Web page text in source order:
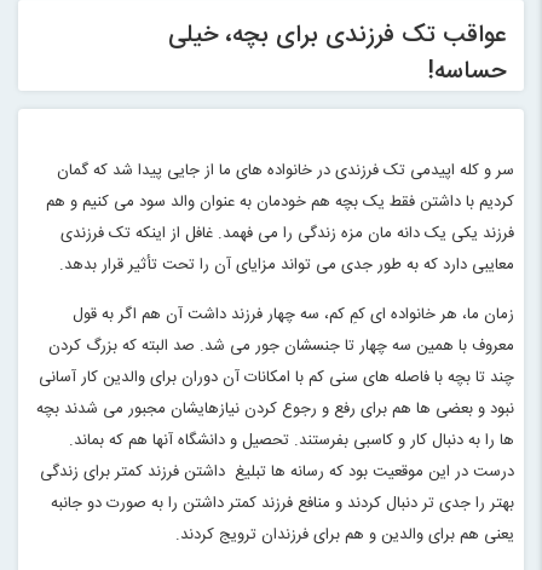
عواقب تک فرزندی برای بچه، خیلی
حساسه!
سر و کله اپیدمی تک فرزندی در خانواده های ما از جایی پیدا شد که گمان
کردیم با داشتن فقط یک بچه هم خودمان به عنوان والد سود می کنیم و هم
فرزند یکی یک دانه مان مزه زندگی را می فهمد. غافل از اینکه تک فرزندی
معایبی دارد که به طور جدی می تواند مزایای آن را تحت تأثیر قرار بدهد.
زمان ما، هر خانواده ای کمِ کم، سه چهار فرزند داشت آن هم اگر به قول
معروف با همین سه چهار تا جنسشان جور می شد. صد البته که بزرگ کردن
چند تا بچه با فاصله های سنی کم با امکانات آن دوران برای والدین کار آسانی
نبود و بعضی ها هم برای رفع و رجوع کردن نیازهایشان مجبور می شدند بچه
ها را به دنبال کار و کاسبی بفرستند. تحصیل و دانشگاه آنها هم که بماند.
درست در این موقعیت بود که رسانه ها تبلیغ داشتن فرزند کمتر برای زندگی
بهتر را جدی تر دنبال کردند و منافع فرزند کمتر داشتن را به صورت دو جانبه
یعنی هم برای والدین و هم برای فرزندان ترویج کردند.